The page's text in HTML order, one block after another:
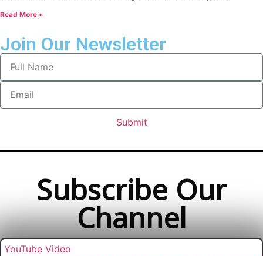
Read More »
Join Our Newsletter
Submit
Subscribe Our
Channel
YouTube Video